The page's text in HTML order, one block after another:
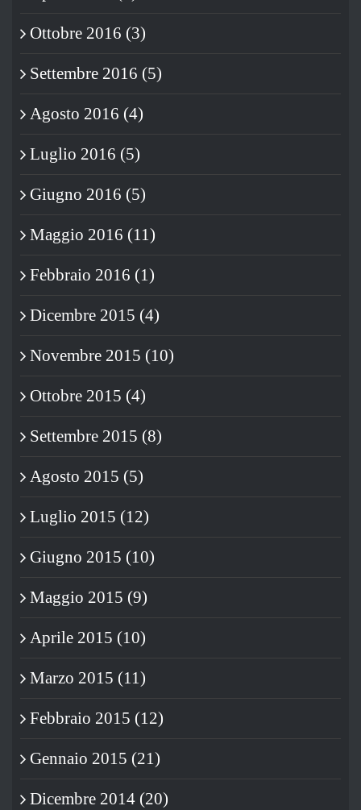
Ottobre 2016 (3)
Settembre 2016 (5)
Agosto 2016 (4)
Luglio 2016 (5)
Giugno 2016 (5)
Maggio 2016 (11)
Febbraio 2016 (1)
Dicembre 2015 (4)
Novembre 2015 (10)
Ottobre 2015 (4)
Settembre 2015 (8)
Agosto 2015 (5)
Luglio 2015 (12)
Giugno 2015 (10)
Maggio 2015 (9)
Aprile 2015 (10)
Marzo 2015 (11)
Febbraio 2015 (12)
Gennaio 2015 (21)
Dicembre 2014 (20)